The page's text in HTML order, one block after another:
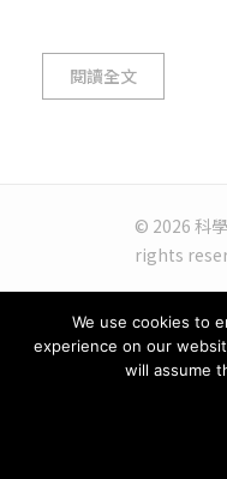
閱讀全文
© 2026 科
rights
We use cookies to
experience on our
will assume